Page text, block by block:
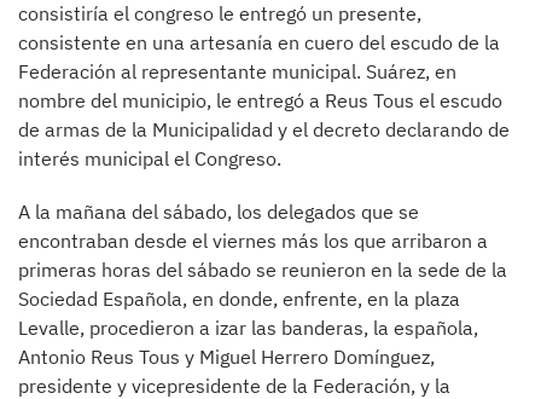
consistiría el congreso le entregó un presente,
consistente en una artesanía en cuero del escudo de la
Federación al representante municipal. Suárez, en
nombre del municipio, le entregó a Reus Tous el escudo
de armas de la Municipalidad y el decreto declarando de
interés municipal el Congreso.
A la mañana del sábado, los delegados que se
encontraban desde el viernes más los que arribaron a
primeras horas del sábado se reunieron en la sede de la
Sociedad Española, en donde, enfrente, en la plaza
Levalle, procedieron a izar las banderas, la española,
Antonio Reus Tous y Miguel Herrero Domínguez,
presidente y vicepresidente de la Federación, y la